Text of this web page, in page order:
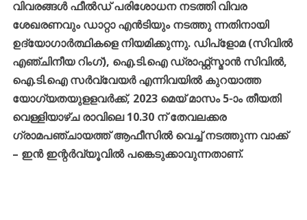
വിവരങ്ങൾ ഫീൽഡ് പരിശോധന നടത്തി വിവര
ശേഖരണവും ഡാറ്റാ എൻടിയും നടത്തു ന്നതിനായി
ഉദ്യോഗാർത്ഥികളെ നിയമിക്കുന്നു. ഡിപ്ളോമ (സിവിൽ
എഞ്ചിനീയ റിംഗ്), ഐ.ടി.ഐ ഡ്രാഫ്റ്റ്സ്മാൻ സിവിൽ,
ഐ.ടി.ഐ സർവ്വേയർ എന്നിവയിൽ കുറയാത്ത
യോഗ്യതയുളളവർക്ക്, 2023 മെയ് മാസം 5-ാം തീയതി
വെള്ളിയാഴ്ച രാവിലെ 10.30 ന് തേവലക്കര
ഗ്രാമപഞ്ചായത്ത് ആഫീസിൽ വെച്ച് നടത്തുന്ന വാക്ക്
– ഇൻ ഇന്റർവ്യൂവിൽ പങ്കെടുക്കാവുന്നതാണ്.